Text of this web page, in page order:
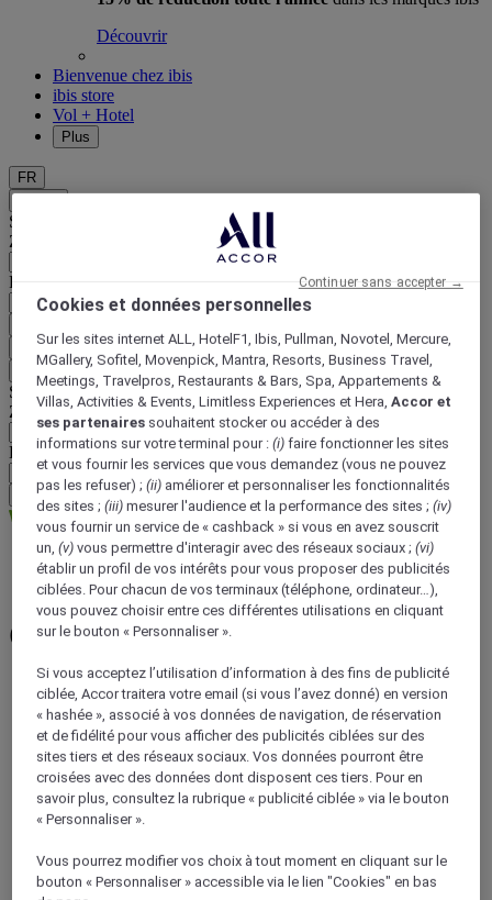
Découvrir
Bienvenue chez ibis
ibis store
Vol + Hotel
Plus
FR
Sélectionnez votre zone et votre langue ci-dessous
Zone géographique
Pays/Région - Langue
EUR (€)
Retour
Sélectionnez votre devise ci-dessous
Zone géographique
Devise
Valider ma devise
ibis Magazine | Inspirations voyage, bons plans & conseils
Objectifs de voyage
Cookies et données personnelles
Sur les sites internet ALL, HotelF1, Ibis, Pullman, Novotel, Mercure,
MGallery, Sofitel, Movenpick, Mantra, Resorts, Business Travel,
Meetings, Travelpros, Restaurants & Bars, Spa, Appartements &
Villas, Activities & Events, Limitless Experiences et Hera,Accor et
ses partenaires souhaitent stocker ou accéder à des
informations sur votre terminal pour :(i) faire fonctionner les sites
et vous fournir les services que vous demandez (vous ne pouvez
pas les refuser) ;(ii) améliorer et personnaliser les fonctionnalités
des sites ;(iii) mesurer l'audience et la performance des sites ;(iv)
vous fournir un service de « cashback » si vous en avez souscrit
un,(v) vous permettre d'interagir avec des réseaux sociaux ;(vi)
établir un profil de vos intérêts pour vous proposer des publicités
ciblées. Pour chacun de vos terminaux (téléphone, ordinateur…),
vous pouvez choisir entre ces différentes utilisations en cliquant
sur le bouton « Personnaliser ».
Si vous acceptez l’utilisation d’information à des fins de publicité
ciblée, Accor traitera votre email (si vous l’avez donné) en version
« hashée », associé à vos données de navigation, de réservation
et de fidélité pour vous afficher des publicités ciblées sur des
sites tiers et des réseaux sociaux. Vos données pourront être
croisées avec des données dont disposent ces tiers. Pour en
savoir plus, consultez la rubrique « publicité ciblée » via le bouton
« Personnaliser ».
Vous pourrez modifier vos choix à tout moment en cliquant sur le
bouton « Personnaliser » accessible via le lien "Cookies" en bas
Continuer sans accepter →